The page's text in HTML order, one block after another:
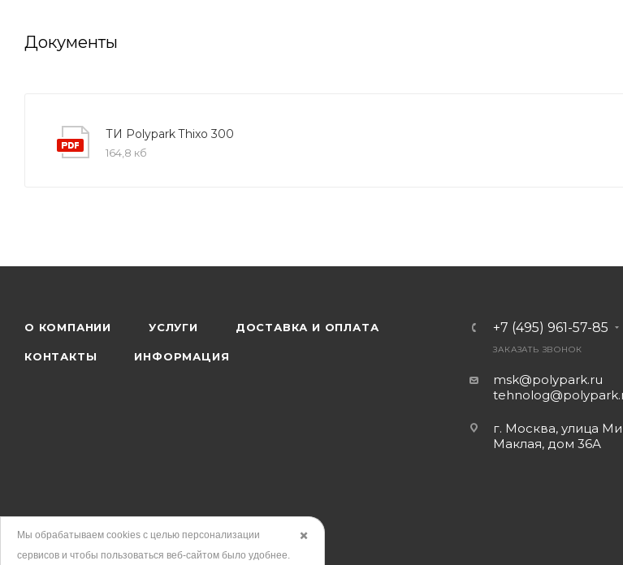
Документы
ТИ Polypark Thixo 300
164,8 кб
О КОМПАНИИ УСЛУГИ ДОСТАВКА И ОПЛАТА
КОНТАКТЫ ИНФОРМАЦИЯ
+7 (495) 961-57-85
ЗАКАЗАТЬ ЗВОНОК
msk@polypark.ru
г. Москва, улица
Маклая, дом 36А
✖️
Мы обрабатываем cookies с целью персонализации
сервисов и чтобы пользоваться веб-сайтом было удобнее.